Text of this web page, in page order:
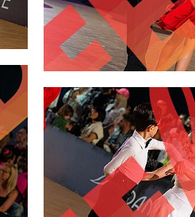
2,00 €